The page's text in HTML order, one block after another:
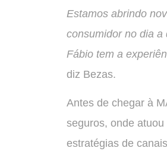
Estamos abrindo
consumidor no dia
Fábio tem a
diz Bezas.
Antes de chegar à
seguros, onde
estratégias de